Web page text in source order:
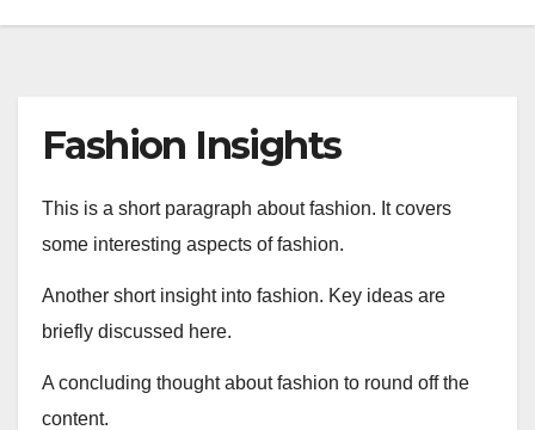
Fashion Insights
This is a short paragraph about fashion. It covers
some interesting aspects of fashion.
Another short insight into fashion. Key ideas are
briefly discussed here.
A concluding thought about fashion to round off the
content.